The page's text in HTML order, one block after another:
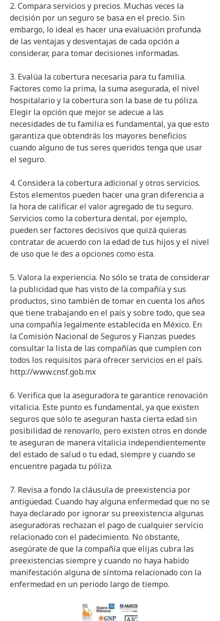
2. Compara servicios y precios. Muchas veces la
decisión por un seguro se basa en el precio. Sin
embargo, lo ideal es hacer una evaluación profunda
de las ventajas y desventajas de cada opción a
considerar, para tomar decisiones informadas.
3. Evalúa la cobertura necesaria para tu familia.
Factores como la prima, la suma asegurada, el nivel
hospitalario y la cobertura son la base de tu póliza.
Elegir la opción que mejor se adecue a las
necesidades de tu familia es fundamental, ya que esto
garantiza que obtendrás los mayores beneficios
cuando alguno de tus seres queridos tenga que usar
el seguro.
4. Considera la cobertura adicional y otros servicios.
Estos elementos pueden hacer una gran diferencia a
la hora de calificar el valor agregado de tu seguro.
Servicios como la cobertura dental, por ejemplo,
pueden ser factores decisivos que quizá quieras
contratar de acuerdo con la edad de tus hijos y el nivel
de uso que le des a opciones como esta.
5. Valora la experiencia. No sólo se trata de considerar
la publicidad que has visto de la compañía y sus
productos, sino también de tomar en cuenta los años
que tiene trabajando en el país y sobre todo, que sea
una compañía legalmente establecida en México. En
la Comisión Nacional de Seguros y Fianzas puedes
consultar la lista de las compañías que cumplen con
todos los requisitos para ofrecer servicios en el país.
http://www.cnsf.gob.mx
6. Verifica que la aseguradora te garantice renovación
vitalicia. Este punto es fundamental, ya que existen
seguros que sólo te aseguran hasta cierta edad sin
posibilidad de renovarlo, pero existen otros en donde
te aseguran de manera vitalicia independientemente
del estado de salud o tu edad, siempre y cuando se
encuentre pagada tu póliza.
7. Revisa a fondo la cláusula de preexistencia por
antigüedad. Cuando hay alguna enfermedad que no se
haya declarado por ignorar su preexistencia algunas
aseguradoras rechazan el pago de cualquier servicio
relacionado con el padecimiento. No obstante,
asegúrate de que la compañía que elijas cubra las
preexistencias siempre y cuando no haya habido
manifestación alguna de síntoma relacionado con la
enfermedad en un periodo largo de tiempo.